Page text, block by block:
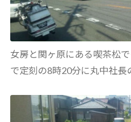
女房と関ヶ原にある喫茶松
で定刻の8時20分に丸中社